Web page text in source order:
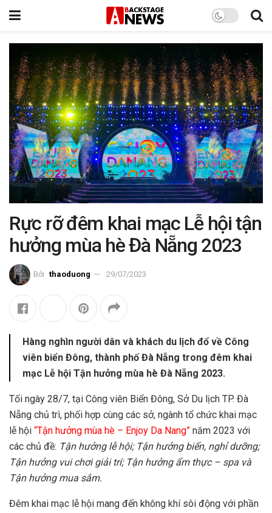
Rực rỡ đêm khai mạc Lễ hội tận
hưởng mùa hè Đà Nẵng 2023
Bởi thaoduong 29/07/2023
Hàng nghìn người dân và khách du lịch đổ về Công
viên biển Đông, thành phố Đà Nẵng trong đêm khai
mạc Lễ hội Tận hưởng mùa hè Đà Nẵng 2023.
Tối ngày 28/7, tại Công viên Biển Đông, Sở Du lịch TP. Đà
Nẵng chủ trì, phối hợp cùng các sở, ngành tổ chức khai mạc
lễ hội “Tận hưởng mùa hè – Enjoy Da Nang” năm 2023 với
các chủ đề: Tận hưởng lễ hội; Tận hưởng biển, nghỉ dưỡng;
Tận hưởng vui chơi giải trí; Tận hưởng ẩm thực – spa và
Tận hưởng mua sắm.
Đêm khai mạc lễ hội mang đến không khí sôi động với phần